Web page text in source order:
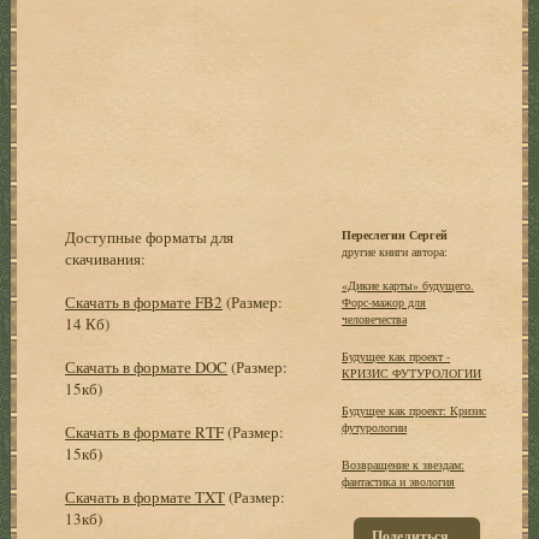
Доступные форматы для
скачивания:
Скачать в формате FB2 (Размер:
14 Кб)
Скачать в формате DOC (Размер:
15кб)
Скачать в формате RTF(Размер:
15кб)
Скачать в формате TXT(Размер:
13кб)
Переслегин Сергей
другие книги автора:
«Дикие карты» будущего.
Форс-мажор для
человечества
Будущее как проект -
КРИЗИС ФУТУРОЛОГИИ
Будущее как проект: Кризис
футурологии
Возвращение к звездам:
фантастика и эвология